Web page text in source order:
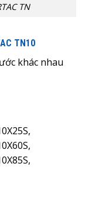
TN
TN10
khác nhau